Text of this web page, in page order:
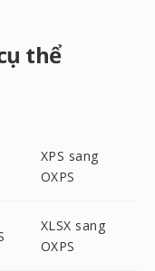
thể
XPS sang
OXPS
XLSX sang
OXPS